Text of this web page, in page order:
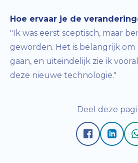
Hoe ervaar je de
"Ik was eerst sceptisch, maar
geworden. Het is belangrijk
gaan, en uiteindelijk zie ik
deze nieuwe technologie."
Deel deze